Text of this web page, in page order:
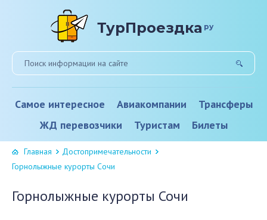
ТурПроездка ру
Самое интересное Авиакомпании
Трансферы
ЖД перевозчики
Туристам Билеты
Главная
Достопримечательности
Горнолыжные курорты Сочи
Горнолыжные курорты Сочи